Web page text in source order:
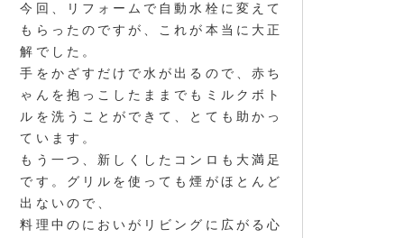
今回、リフォームで自動水栓に変えて
もらったのですが、これが本当に大正
解でした。
手をかざすだけで水が出るので、赤ち
ゃんを抱っこしたままでもミルクボト
ルを洗うことができて、とても助かっ
ています。
もう一つ、新しくしたコンロも大満足
です。グリルを使っても煙がほとんど
出ないので、
料理中のにおいがリビングに広がる心